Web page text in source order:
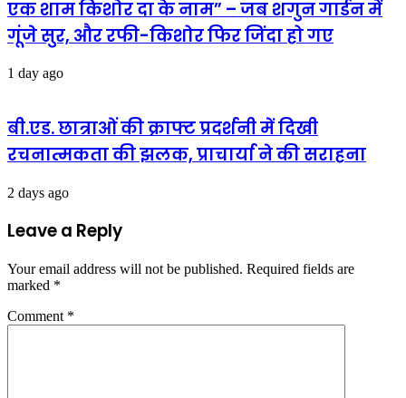
एक शाम किशोर दा के नाम” – जब शगुन गार्डन में
गूंजे सुर, और रफी-किशोर फिर जिंदा हो गए
1 day ago
बी.एड. छात्राओं की क्राफ्ट प्रदर्शनी में दिखी
रचनात्मकता की झलक, प्राचार्या ने की सराहना
2 days ago
Leave a Reply
Your email address will not be published. Required fields are
marked *
Comment *